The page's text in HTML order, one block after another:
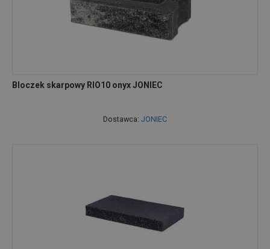
Bloczek skarpowy RIO10 onyx JONIEC
Dostawca: JONIEC